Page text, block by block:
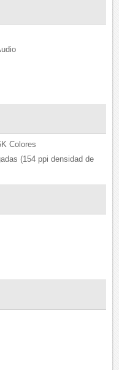
Colores
(154 ppi densidad de